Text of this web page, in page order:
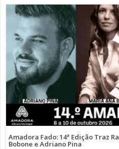
Amadora Fado: 14ª Edição Traz
Bobone e Adriano Pina